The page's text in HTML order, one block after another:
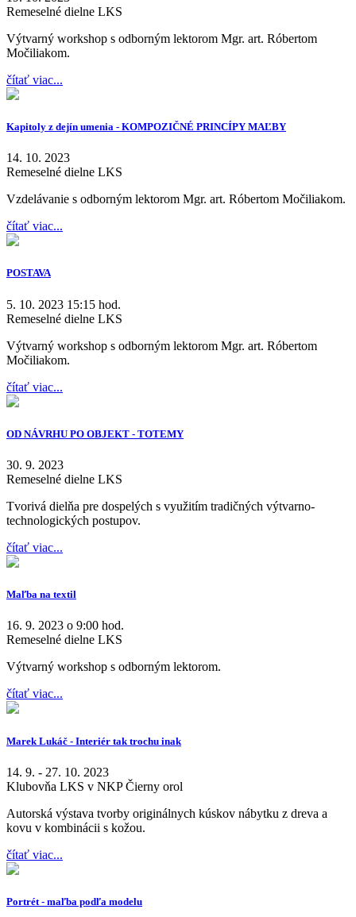
Remeselné dielne LKS
Výtvarný workshop s odborným lektorom Mgr. art. Róbertom
Močiliakom.
čítať viac...
Kapitoly z dejín umenia - KOMPOZIČNÉ PRINCÍPY MAĽBY
14. 10. 2023
Remeselné dielne LKS
Vzdelávanie s odborným lektorom Mgr. art. Róbertom Močiliakom.
čítať viac...
POSTAVA
5. 10. 2023 15:15 hod.
Remeselné dielne LKS
Výtvarný workshop s odborným lektorom Mgr. art. Róbertom
Močiliakom.
čítať viac...
OD NÁVRHU PO OBJEKT - TOTEMY
30. 9. 2023
Remeselné dielne LKS
Tvorivá dielňa pre dospelých s využitím tradičných výtvarno-
technologických postupov.
čítať viac...
Maľba na textil
16. 9. 2023 o 9:00 hod.
Remeselné dielne LKS
Výtvarný workshop s odborným lektorom.
čítať viac...
Marek Lukáč - Interiér tak trochu inak
14. 9. - 27. 10. 2023
Klubovňa LKS v NKP Čierny orol
Autorská výstava tvorby originálnych kúskov nábytku z dreva a
kovu v kombinácii s kožou.
čítať viac...
Portrét - maľba podľa modelu